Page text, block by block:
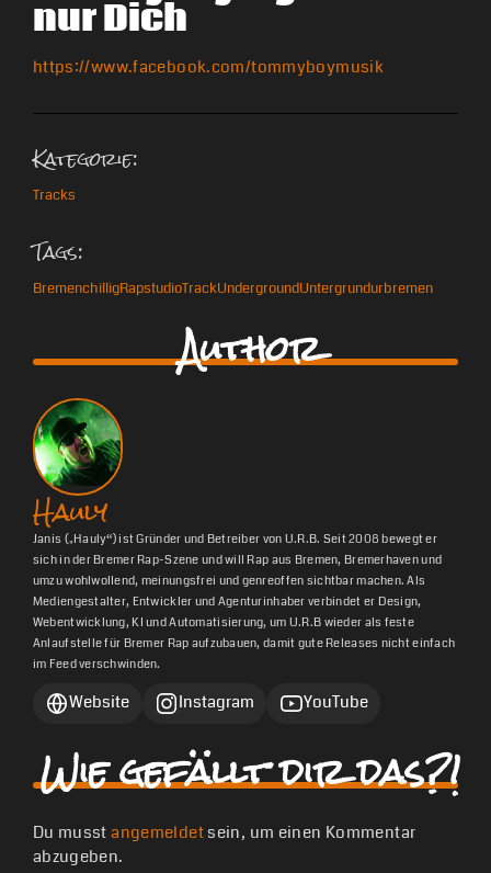
nur Dich
https://www.facebook.com/tommyboymusik
Kategorie:
Tracks
Tags:
BremenchilligRapstudioTrackUndergroundUntergrundurbremen
Author
Hauly
Janis („Hauly“) ist Gründer und Betreiber von U.R.B. Seit 2008 bewegt er
sich in der Bremer Rap-Szene und will Rap aus Bremen, Bremerhaven und
umzu wohlwollend, meinungsfrei und genreoffen sichtbar machen. Als
Mediengestalter, Entwickler und Agenturinhaber verbindet er Design,
Webentwicklung, KI und Automatisierung, um U.R.B wieder als feste
Anlaufstelle für Bremer Rap aufzubauen, damit gute Releases nicht einfach
im Feed verschwinden.
Website Instagram YouTube
Wie gefällt dir das?!
Du musstangemeldetsein, um einen Kommentar
abzugeben.